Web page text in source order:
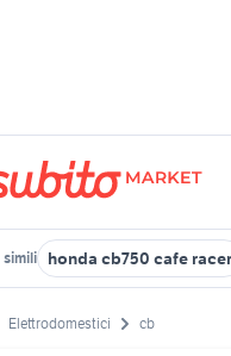
simili honda cb750 cafe racer
Elettrodomestici cb